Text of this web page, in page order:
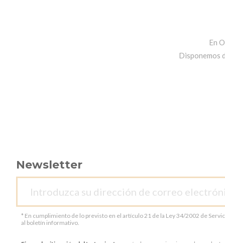
En
Disponemos
Newsletter
* En cumplimiento de lo previsto en el artículo 21 de la Ley 34/2002 de
al boletín informativo.